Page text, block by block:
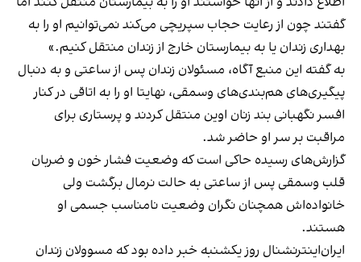
گفتند چون از رعایت حجاب سپریچی می‌کند نمی‌توانیم او را به
بهداری زندان یا به بیمارستان خارج از زندان منتقل کنیم.»
به گفته این منبع آگاه، مسئولان زندان پس از ساعتی و به دنبال
پیگیری‌های هم‌بندی‌های وسمقی، نهایتا او را به اتاقی در کنار
افسر نگهبانی بند زنان اوین منتقل کردند و پرستاری برای
مراقبت بر سر او حاضر شد.
گزارش‌های رسیده حاکی است که وضعیت فشار خون و ضربان
قلب وسمقی پس از ساعتی به حالت نرمال برگشت ولی
خانواده‌اش همچنان نگران وضعیت نامناسب جسمی او
هستند.
ایران‌اینترنشنال روز یکشنبه خبر داده بود که مسوولان زندان